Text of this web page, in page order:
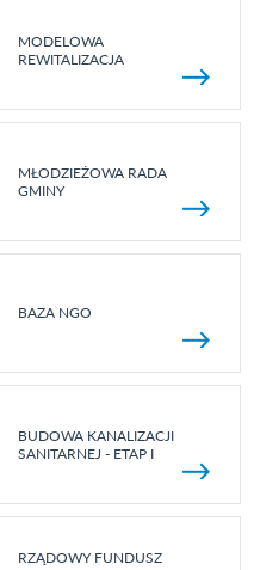
MODELOWA
REWITALIZACJA
MŁODZIEŻOWA RADA
GMINY
BAZA NGO
BUDOWA KANALIZACJI
SANITARNEJ - ETAP I
RZĄDOWY FUNDUSZ